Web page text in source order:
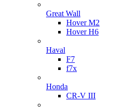
Great Wall
Hover M2
Hover H6
Haval
F7
f7x
Honda
CR-V III